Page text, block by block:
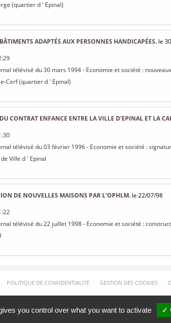
(quartier d ' Epinal)
ADAPTÉS AUX PERSONNES HANDICAPÉES. le
télévisé du 30 mars 1994 - Economie et société :
Cerf (quartier d ' Epinal)
CONTRAT ENFANCE ENTRE LA VILLE D'EPINAL ET LA
télévisé du 03 février 1996 - Economie et société :
Ville d ' Epinal
DE NOUVELLES MAISONS PAR L'OPHLM. le 22/07/98
télévisé du 22 juillet 1998 - Economie et société :
POLITIQUE DE CONFIDENTIALITÉ GESTION DES COOKIES
you control over what you want to activate ✓